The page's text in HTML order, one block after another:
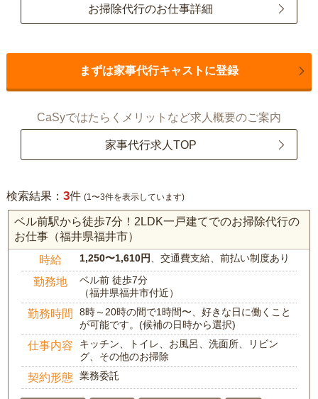
お掃除代行のお仕事詳細
まずは家事代行キャストに登録
CaSyではたらくメリットなど求人概要のご案内
家事代行求人TOP
検索結果： 3件 (1〜3件を表示しています)
ベル前駅から徒歩7分！2LDK一戸建てでのお掃除代行の
お仕事（福井県福井市）
時給 1,250〜1,610円、交通費支給、前払い制度あり
勤務地
ベル前 徒歩7分
（福井県福井市付近）
勤務時間
8時～20時の間で1時間〜、好きな日に働くこと
が可能です。(候補の日時から選択)
仕事内容
キッチン、トイレ、お風呂、洗面所、リビン
グ、その他のお掃除
契約形態 業務委託